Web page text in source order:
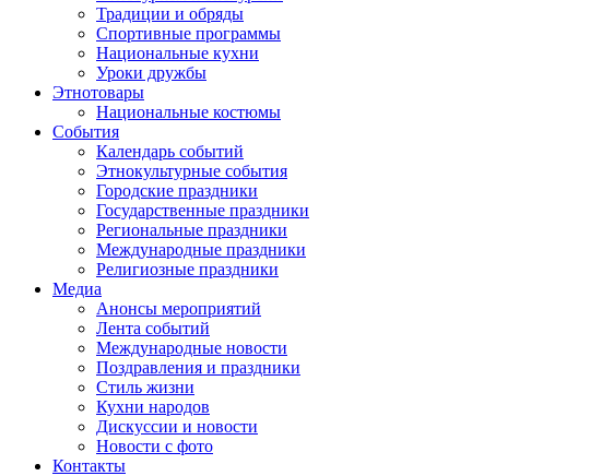
Традиции и обряды
Спортивные программы
Национальные кухни
Уроки дружбы
Этнотовары
Национальные костюмы
События
Календарь событий
Этнокультурные события
Городские праздники
Государственные праздники
Региональные праздники
Международные праздники
Религиозные праздники
Медиа
Анонсы мероприятий
Лента событий
Международные новости
Поздравления и праздники
Cтиль жизни
Кухни народов
Дискуссии и новости
Новости с фото
Контакты